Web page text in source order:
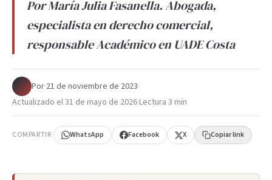
Por María Julia Fasanella. Abogada,
especialista en derecho comercial,
responsable Académico en UADE Costa
Por·21 de noviembre de 2023·
Actualizado el31 de mayo de 2026·Lectura 3 min
COMPARTIR WhatsApp Facebook X Copiar link